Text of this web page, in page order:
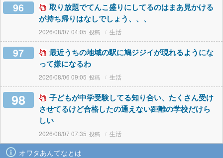
96
取り放題でてんこ盛りにしてるのはまあ見かける
が持ち帰りはなしでしょう、、、
2026/08/07 04:05 生活
97
最近うちの地域の駅に鳩ジジイが現れるようにな
って嫌になるわ
2026/08/06 09:05 生活
98
子どもが中学受験してる知り合い、たくさん受け
させてるけど合格したの通えない距離の学校だけら
しい
2026/08/07 07:35 生活
オワタあんてなとは